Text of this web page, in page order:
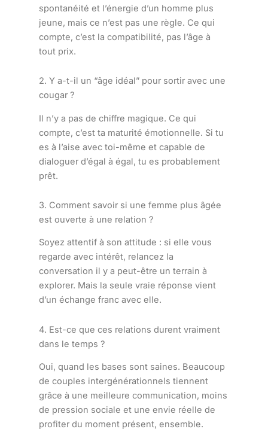
spontanéité et l’énergie d’un homme plus
jeune, mais ce n’est pas une règle. Ce qui
compte, c’est la compatibilité, pas l’âge à
tout prix.
2. Y a-t-il un “âge idéal” pour sortir avec une
cougar ?
Il n’y a pas de chiffre magique. Ce qui
compte, c’est ta maturité émotionnelle. Si tu
es à l’aise avec toi-même et capable de
dialoguer d’égal à égal, tu es probablement
prêt.
3. Comment savoir si une femme plus âgée
est ouverte à une relation ?
Soyez attentif à son attitude : si elle vous
regarde avec intérêt, relancez la
conversation il y a peut-être un terrain à
explorer. Mais la seule vraie réponse vient
d’un échange franc avec elle.
4. Est-ce que ces relations durent vraiment
dans le temps ?
Oui, quand les bases sont saines. Beaucoup
de couples intergénérationnels tiennent
grâce à une meilleure communication, moins
de pression sociale et une envie réelle de
profiter du moment présent, ensemble.